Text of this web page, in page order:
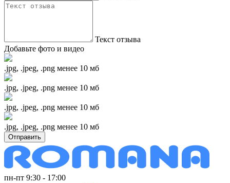
Текст отзыва
Добавьте фото и видео
.jpg, .jpeg, .png менее 10 мб
.jpg, .jpeg, .png менее 10 мб
.jpg, .jpeg, .png менее 10 мб
.jpg, .jpeg, .png менее 10 мб
Отправить
пн-пт 9:30 - 17:00